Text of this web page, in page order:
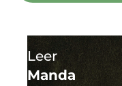
Leer
Manda